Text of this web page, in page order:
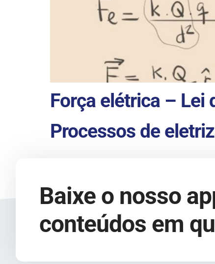
Força elétrica – Lei
Processos de
Baixe o nosso
conteúdos em